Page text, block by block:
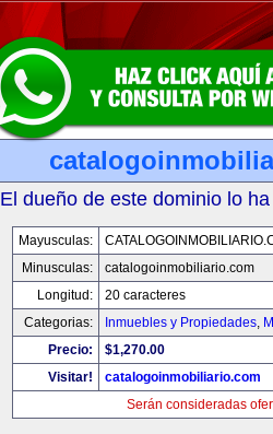
El dueño de este dominio lo
Mayusculas:
Minusculas:
catalogoinmobiliario.com
Longitud:
20 caracteres
Categorias:
Inmuebles y Propiedades,
Precio:
$1,270.00
Visitar!
catalogoinmobiliario.com
Serán consideradas